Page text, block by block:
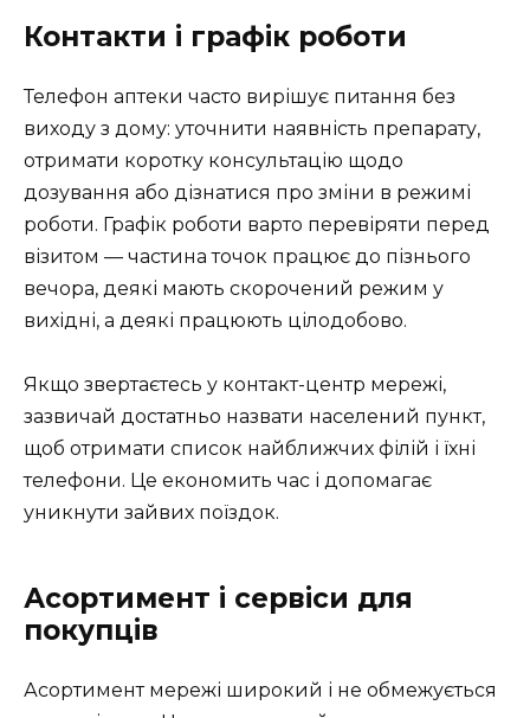
Контакти і графік роботи
Телефон аптеки часто вирішує питання без
виходу з дому: уточнити наявність препарату,
отримати коротку консультацію щодо
дозування або дізнатися про зміни в режимі
роботи. Графік роботи варто перевіряти перед
візитом — частина точок працює до пізнього
вечора, деякі мають скорочений режим у
вихідні, а деякі працюють цілодобово.
Якщо звертаєтесь у контакт-центр мережі,
зазвичай достатньо назвати населений пункт,
щоб отримати список найближчих філій і їхні
телефони. Це економить час і допомагає
уникнути зайвих поїздок.
Асортимент і сервіси для
покупців
Асортимент мережі широкий і не обмежується